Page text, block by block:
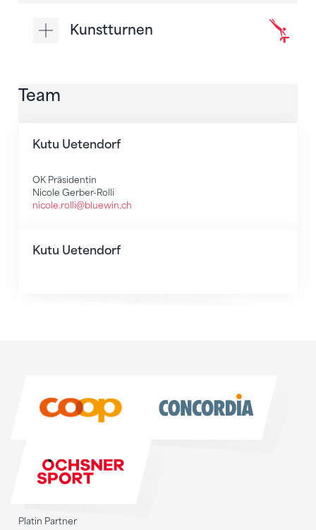
Kunstturnen
Team
Kutu Uetendorf
OK Präsidentin
Nicole Gerber-Rolli
nicole.rolli@bluewin.ch
Kutu Uetendorf
Platin Partner